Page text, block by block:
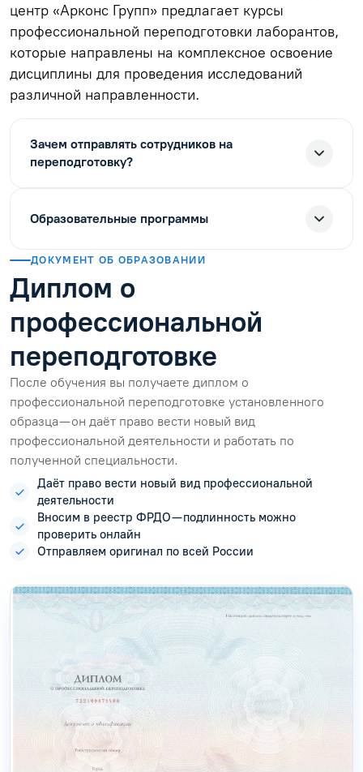
центр «Арконс Групп» предлагает курсы
профессиональной переподготовки лаборантов,
которые направлены на комплексное освоение
дисциплины для проведения исследований
различной направленности.
Зачем отправлять сотрудников на
переподготовку?
Образовательные программы
ДОКУМЕНТ ОБ ОБРАЗОВАНИИ
Диплом о
профессиональной
переподготовке
После обучения вы получаете диплом о
профессиональной переподготовке установленного
образца — он даёт право вести новый вид
профессиональной деятельности и работать по
полученной специальности.
Даёт право вести новый вид профессиональной
деятельности
Вносим в реестр ФРДО — подлинность можно
проверить онлайн
Отправляем оригинал по всей России